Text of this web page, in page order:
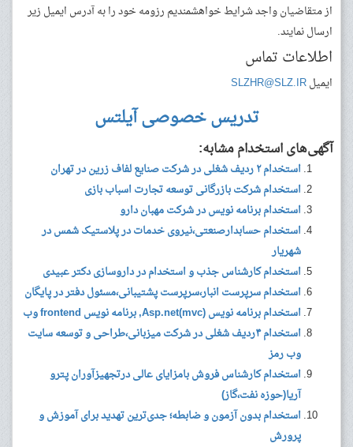
از متقاضیان واجد شرایط خواهشمندیم رزومه خود را به آدرس ایمیل زیر
ارسال نمایند.
اطلاعات تماس
ایمیلSLZHR@SLZ.IR
تدریس خصوصی آیلتس
آگهی‌های استخدام مشابه:
استخدام ۲ ردیف شغلی در شرکت صنایع لفاف زرین در تهران
استخدام شرکت بازرگانی توسعه تجارت اسباب بازی
استخدام برنامه نویس در شرکت مهبان دارو
استخدام حسابدارصنعتی،نیروی خدمات در پلاستیک شمس در
شهریار
استخدام کارشناس جذب و استخدام در داروسازی دکتر عبیدی
استخدام سرپرست انبار،سرپرست پشتیبانی،مسئول دفتر در پایگان
استخدام برنامه نویس (Asp.net(mvc, برنامه نویس frontend وب
استخدام ۴ردیف شغلی در شرکت میزبانی،طراحی و توسعه سایت
وب رمز
استخدام کارشناس فروش بامزایای عالی درتجهیزآوران پترو
آریا(حوزه نفت،گاز)
استخدام بدون آزمون و ضابطه؛ جدی‌ترین تهدید برای آموزش و
پرورش